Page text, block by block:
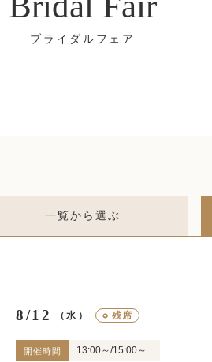
一覧から選ぶ
8/12 （水） ○ 残席
開催時間 13:00～/15:00～